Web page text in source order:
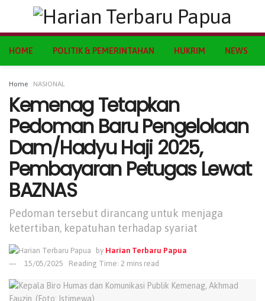
HOME POLITIK & PEMERINTAHAN HUKRIM NEWS
Home NASIONAL
Kemenag Tetapkan
Pedoman Baru Pengelolaan
Dam/Hadyu Haji 2025,
Pembayaran Petugas Lewat
BAZNAS
Pedoman tersebut dirancang untuk menjaga
ketertiban, kepatuhan terhadap syariat
by Harian Terbaru Papua
15/05/2025
Reading Time: 2 mins read